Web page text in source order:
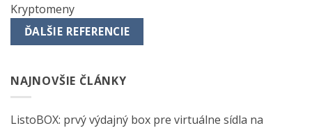
Kryptomeny
ĎALŠIE REFERENCIE
NAJNOVŠIE ČLÁNKY
ListoBOX: prvý výdajný box pre virtuálne sídla na